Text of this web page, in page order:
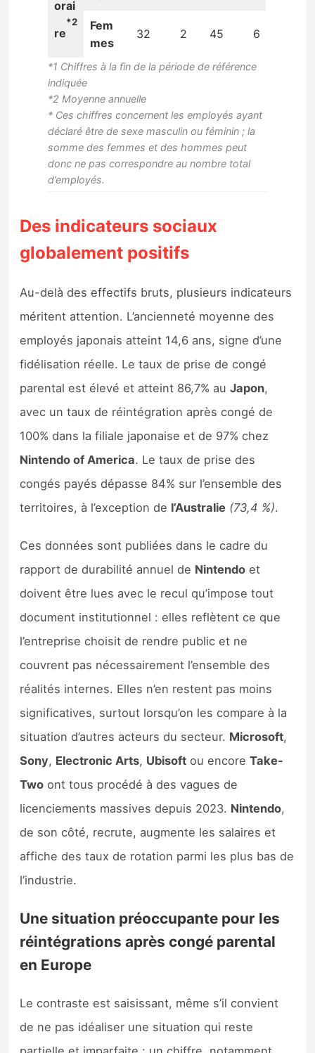
orai
re
*2
Fem
mes
32 2 45 6
*1 Chiffres à la fin de la période de référence
indiquée
*2 Moyenne annuelle
* Ces chiffres concernent les employés ayant
déclaré être de sexe masculin ou féminin ; la
somme des femmes et des hommes peut
donc ne pas correspondre au nombre total
d’employés.
Des indicateurs sociaux
globalement positifs
Au-delà des effectifs bruts, plusieurs indicateurs
méritent attention. L’ancienneté moyenne des
employés japonais atteint 14,6 ans, signe d’une
fidélisation réelle. Le taux de prise de congé
parental est élevé et atteint 86,7% auJapon,
avec un taux de réintégration après congé de
100% dans la filiale japonaise et de 97% chez
Nintendo of America. Le taux de prise des
congés payés dépasse 84% sur l’ensemble des
territoires, à l’exception de l’Australie (73,4 %).
Ces données sont publiées dans le cadre du
rapport de durabilité annuel de Nintendo et
doivent être lues avec le recul qu’impose tout
document institutionnel : elles reflètent ce que
l’entreprise choisit de rendre public et ne
couvrent pas nécessairement l’ensemble des
réalités internes. Elles n’en restent pas moins
significatives, surtout lorsqu’on les compare à la
situation d’autres acteurs du secteur. Microsoft,
Sony, Electronic Arts, Ubisoft ou encoreTake-
Two ont tous procédé à des vagues de
licenciements massives depuis 2023. Nintendo,
de son côté, recrute, augmente les salaires et
affiche des taux de rotation parmi les plus bas de
l’industrie.
Une situation préoccupante pour les
réintégrations après congé parental
en Europe
Le contraste est saisissant, même s’il convient
de ne pas idéaliser une situation qui reste